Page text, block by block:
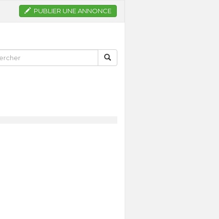
PUBLIER UNE ANNONCE